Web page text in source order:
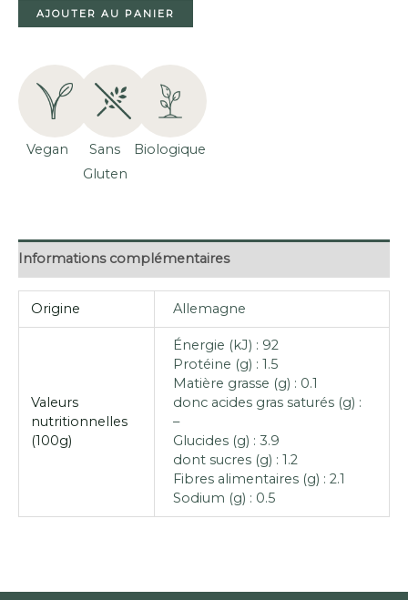
CHOU
NATURE
BIOLOGIQUE
(680G)
AJOUTER AU PANIER
Vegan
Sans
Gluten
Biologique
Informations complémentaires
Origine Allemagne
Valeurs
nutritionnelles
(100g)
Énergie (kJ) : 92
Protéine (g) : 1.5
Matière grasse (g) : 0.1
donc acides gras saturés (g) :
–
Glucides (g) : 3.9
dont sucres (g) : 1.2
Fibres alimentaires (g) : 2.1
Sodium (g) : 0.5